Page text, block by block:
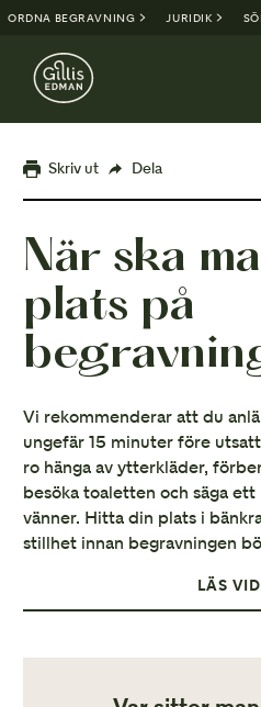
ORDNA BEGRAVNING JURIDIK
Skriv ut Dela
När ska
plats på
Vi rekommenderar att du
ungefär 15 minuter före
ro hänga av ytterkläder,
besöka toaletten och säga
vänner. Hitta din plats i
stillhet innan begravningen
LÄS